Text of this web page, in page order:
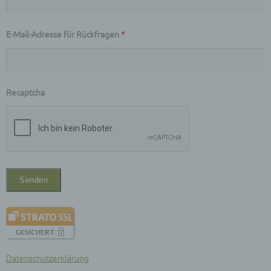
E-Mail-Adresse für Rückfragen *
Recaptcha
Datenschutzerklärung
sozialen Identität dieser natürlichen Person sind,
identifizierbare natürliche Person, deren
c) Verarbeitung
oder jede solche Vorgangsreihe im
Zusammenhang mit personenbezogenen Daten
das Ordnen, die Speicherung, die Anpassung oder
Veränderung, das Auslesen, das Abfragen, die
Verwendung, die Offenlegung durch Übermittlung,
Bereitstellung, den Abgleich oder die Verknüpfung,